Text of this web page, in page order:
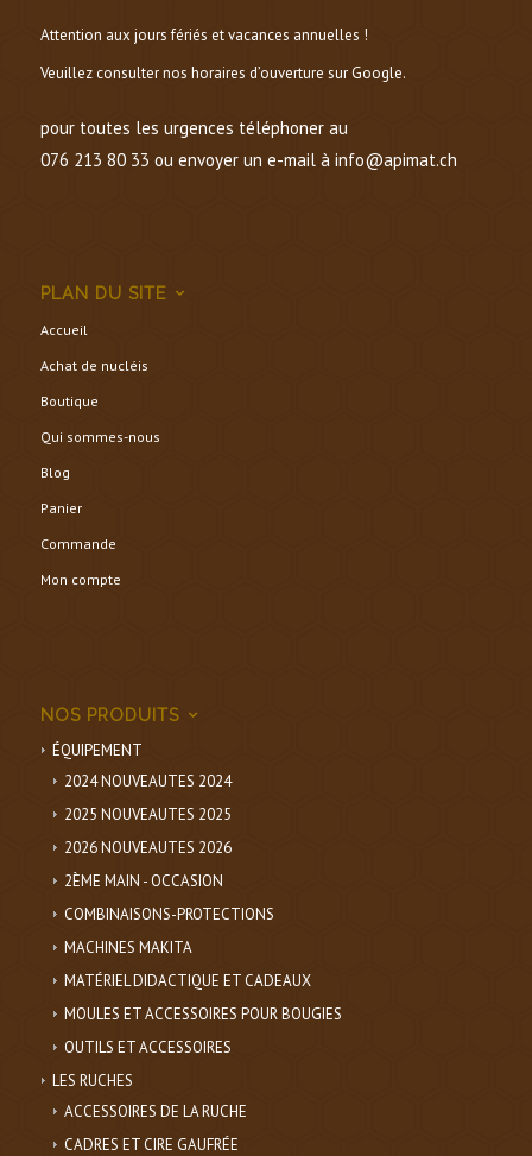
Attention aux jours fériés et vacances annuelles !
Veuillez consulter nos horaires d’ouverture sur Google.
pour toutes les urgences téléphoner au
076 213 80 33 ou envoyer un e-mail à info@apimat.ch
PLAN DU SITE
Accueil
Achat de nucléis
Boutique
Qui sommes-nous
Blog
Panier
Commande
Mon compte
NOS PRODUITS
ÉQUIPEMENT
2024 NOUVEAUTES 2024
2025 NOUVEAUTES 2025
2026 NOUVEAUTES 2026
2ÈME MAIN - OCCASION
COMBINAISONS-PROTECTIONS
MACHINES MAKITA
MATÉRIEL DIDACTIQUE ET CADEAUX
MOULES ET ACCESSOIRES POUR BOUGIES
OUTILS ET ACCESSOIRES
LES RUCHES
ACCESSOIRES DE LA RUCHE
CADRES ET CIRE GAUFRÉE